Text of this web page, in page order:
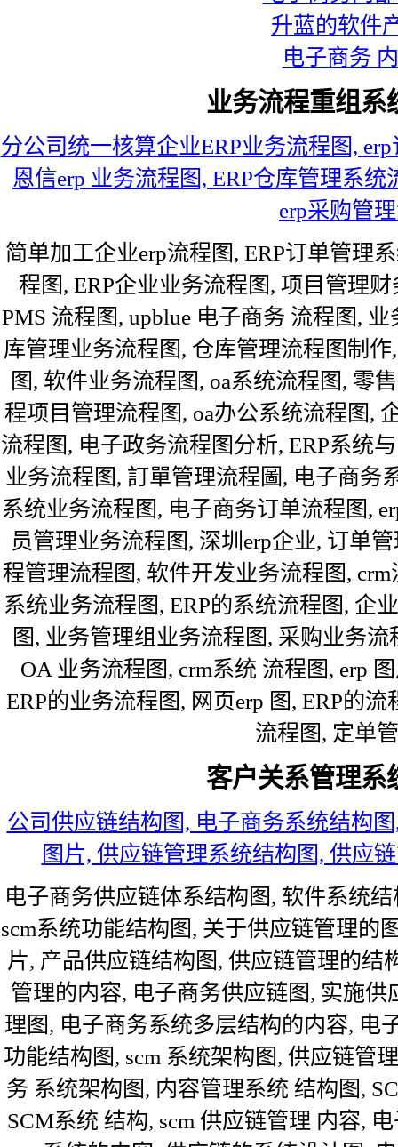
升蓝的软件
电子商务
业务流程重组系
分公司统一核算企业ERP业务流程图,
恩信erp 业务流程图, ERP仓库管理系
erp采购管
简单加工企业erp流程图, ERP订单管理
程图, ERP企业业务流程图, 项目管理
PMS 流程图, upblue 电子商务 流程图,
库管理业务流程图, 仓库管理流程图制
图, 软件业务流程图, oa系统流程图, 零
程项目管理流程图, oa办公系统流程图,
流程图, 电子政务流程图分析, ERP系统
业务流程图, 訂單管理流程圖, 电子商务
系统业务流程图, 电子商务订单流程图,
员管理业务流程图, 深圳erp企业, 订单
程管理流程图, 软件开发业务流程图,
系统业务流程图, ERP的系统流程图, 企
图, 业务管理组业务流程图, 采购业务
OA 业务流程图, crm系统 流程图, erp
ERP的业务流程图, 网页erp 图, ERP的
流程图, 定单
客户关系管理系
公司供应链结构图, 电子商务系统结构
图片, 供应链管理系统结构图, 供应
电子商务供应链体系结构图, 软件系统
scm系统功能结构图, 关于供应链管理的
片, 产品供应链结构图, 供应链管理的结
管理的内容, 电子商务供应链图, 实施
理图, 电子商务系统多层结构的内容, 电
功能结构图, scm 系统架构图, 供应链管
务 系统架构图, 内容管理系统 结构图,
SCM系统 结构, scm 供应链管理 内容,